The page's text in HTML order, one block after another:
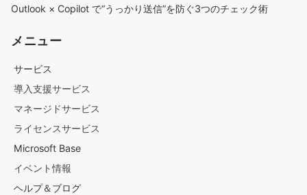
Outlook × Copilot で“うっかり送信”を防ぐ3つのチェック術​
メニュー
サービス
導入支援サービス
マネージドサービス
ライセンスサービス
Microsoft Base
イベント情報
ヘルプ＆ブログ